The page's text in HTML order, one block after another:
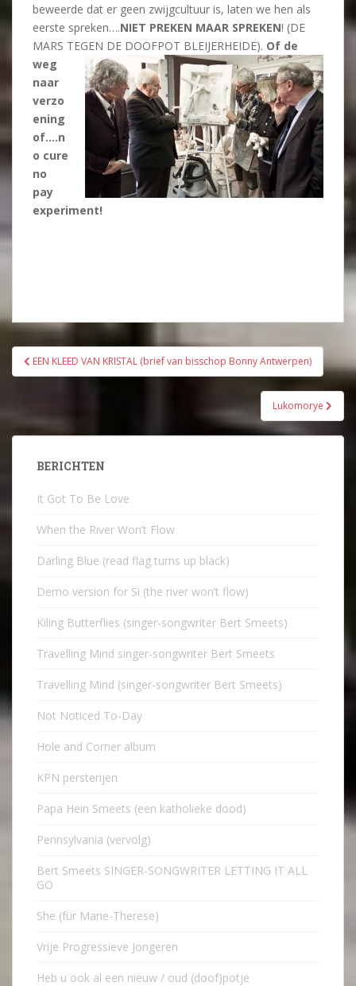
beweerde dat er geen zwijgcultuur is, laten we hen als
eerste spreken….NIET PREKEN MAAR SPREKEN! (DE
MARS TEGEN DE DOOFPOT BLEIJERHEIDE). Of de
weg
naar
verzo
ening
of….n
o cure
no
pay
experiment!
Bericht
navigatie
EEN KLEED VAN KRISTAL (brief van bisschop Bonny Antwerpen)
Lukomorye
BERICHTEN
It Got To Be Love
When the River Won’t Flow
Darling Blue (read flag turns up black)
Demo version for Si (the river won’t flow)
Kiling Butterflies (singer-songwriter Bert Smeets)
Travelling Mind singer-songwriter Bert Smeets
Travelling Mind (singer-songwriter Bert Smeets)
Not Noticed To-Day
Hole and Corner album
KPN persterijen
Papa Hein Smeets (een katholieke dood)
Pennsylvania (vervolg)
Bert Smeets SINGER-SONGWRITER LETTING IT ALL
GO
She (für Marie-Therese)
Vrije Progressieve Jongeren
Heb u ook al een nieuw / oud (doof)potje